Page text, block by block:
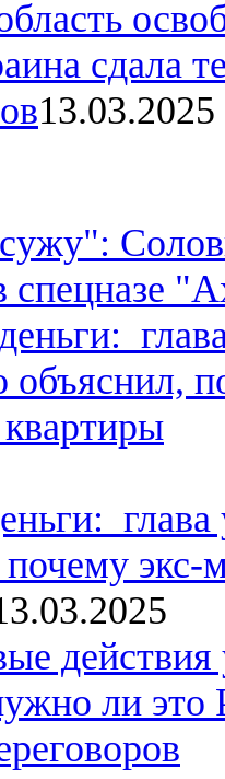
сдала
13.03.2025
спецназе